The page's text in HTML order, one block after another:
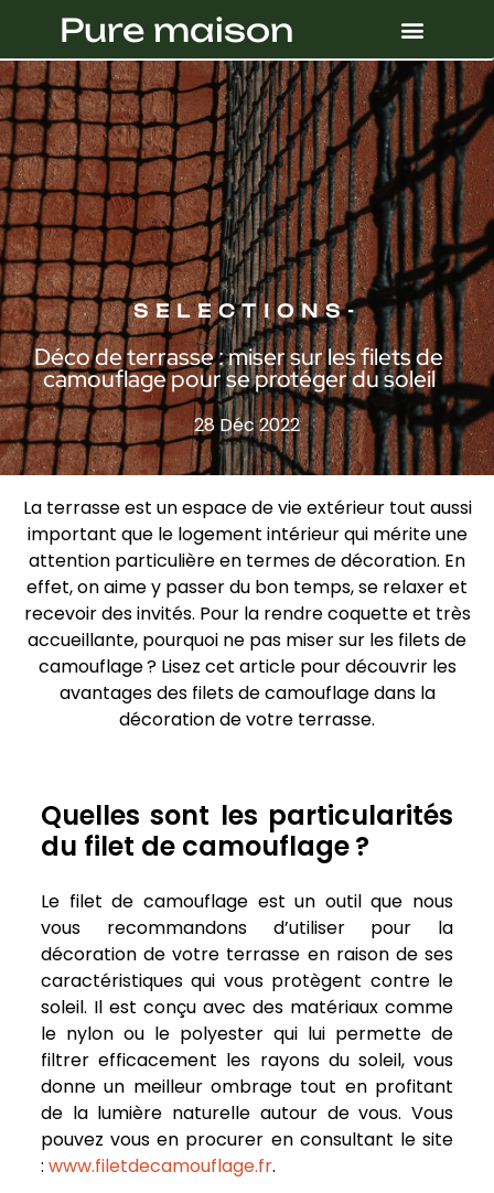
Pure maison
SELECTIONS-
Déco de terrasse : miser sur les filets de
camouflage pour se protéger du soleil
28 Déc 2022
La terrasse est un espace de vie extérieur tout aussi
important que le logement intérieur qui mérite une
attention particulière en termes de décoration. En
effet, on aime y passer du bon temps, se relaxer et
recevoir des invités. Pour la rendre coquette et très
accueillante, pourquoi ne pas miser sur les filets de
camouflage ? Lisez cet article pour découvrir les
avantages des filets de camouflage dans la
décoration de votre terrasse.
Quelles sont les particularités
du filet de camouflage ?
Le filet de camouflage est un outil que nous
vous recommandons d’utiliser pour la
décoration de votre terrasse en raison de ses
caractéristiques qui vous protègent contre le
soleil. Il est conçu avec des matériaux comme
le nylon ou le polyester qui lui permette de
filtrer efficacement les rayons du soleil, vous
donne un meilleur ombrage tout en profitant
de la lumière naturelle autour de vous. Vous
pouvez vous en procurer en consultant le site
: www.filetdecamouflage.fr.